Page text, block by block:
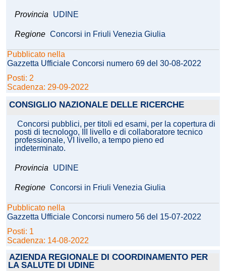
Provincia UDINE
Regione Concorsi in Friuli Venezia Giulia
Pubblicato nella
Gazzetta Ufficiale Concorsi numero 69 del 30-08-2022
Posti: 2
Scadenza: 29-09-2022
CONSIGLIO NAZIONALE DELLE RICERCHE
Concorsi pubblici, per titoli ed esami, per la copertura di
posti di tecnologo, III livello e di collaboratore tecnico
professionale, VI livello, a tempo pieno ed
indeterminato.
Provincia UDINE
Regione Concorsi in Friuli Venezia Giulia
Pubblicato nella
Gazzetta Ufficiale Concorsi numero 56 del 15-07-2022
Posti: 1
Scadenza: 14-08-2022
AZIENDA REGIONALE DI COORDINAMENTO PER
LA SALUTE DI UDINE